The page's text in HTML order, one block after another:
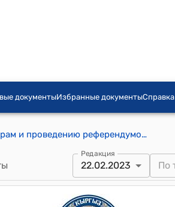
документыИзбранные документыСправка
Постановление Центральной комиссии по выборам и проведению референдумов Кыргызской Республики от 22 февраля 2023 года № 10 "Об аккредитации средств массовой информации и интернет-издания Кыргызской Республики для участия в предвыборной агитации на выборах депутатов некоторых местных кенешей Нарынской, Баткенской, Ошской, Таласской и Чуйской областей Кыргызской Республики, назначенных на 9 апреля 2023 года"
Редакция
22.02.2023